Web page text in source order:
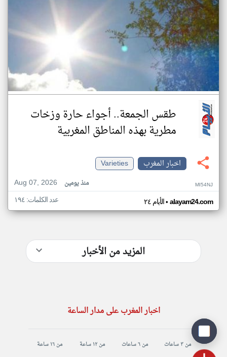
طقس الجمعة.. أجواء حارة وزخات
مطرية بهذه المناطق المغربية
اخبار المغرب
Varieties
Aug 07, 2026
منذ يومين MI54NJ
الأيام ٢٤• alayam24.com عدد الكلمات: ١٩٤
المزيد من الأخبار
اخبار المغرب على مدار الساعة
من ٣ ساعات من ٦ ساعات من ١٢ ساعة من ١٦ ساعة